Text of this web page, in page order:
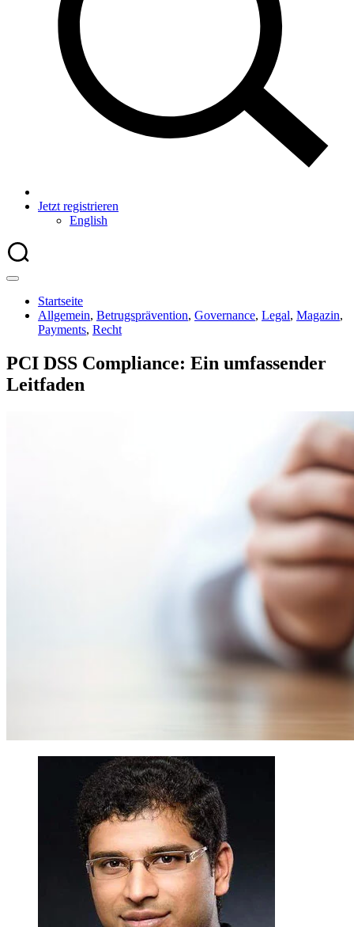
Jetzt registrieren
English
Startseite
Allgemein, Betrugsprävention, Governance, Legal, Magazin,
Payments, Recht
PCI DSS Compliance: Ein umfassender
Leitfaden